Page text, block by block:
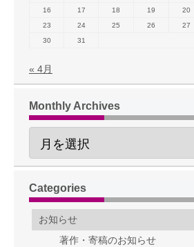
16
17 18 19 20
23
24 25 26 27
30
31
« 4月
Monthly Archives
Categories
お知らせ
著作・寄稿のお知らせ